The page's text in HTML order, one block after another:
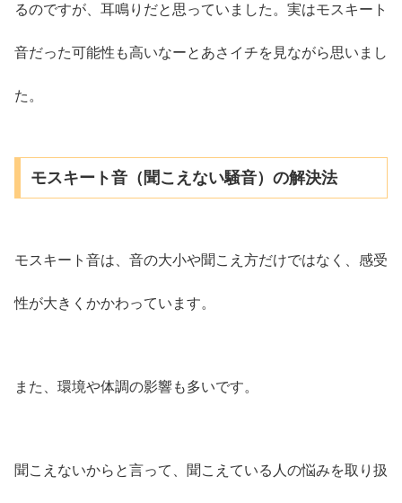
るのですが、耳鳴りだと思っていました。実はモスキート
音だった可能性も高いなーとあさイチを見ながら思いまし
た。
モスキート音（聞こえない騒音）の解決法
モスキート音は、音の大小や聞こえ方だけではなく、感受
性が大きくかかわっています。
また、環境や体調の影響も多いです。
聞こえないからと言って、聞こえている人の悩みを取り扱